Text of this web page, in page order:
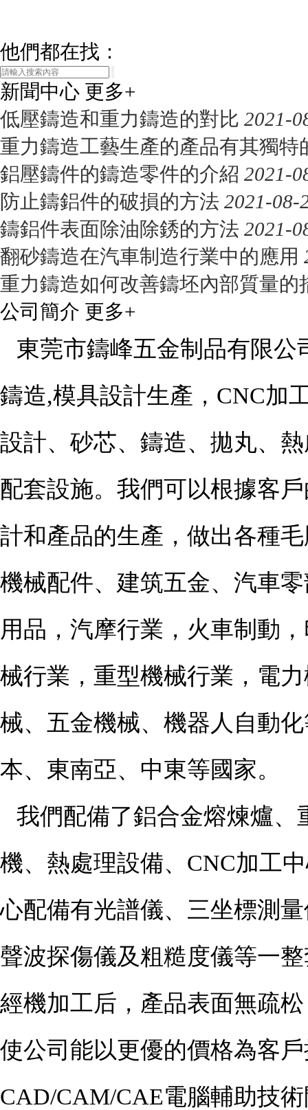
他們都在找：
新聞中心 更多+
低壓鑄造和重力鑄造的對比 2021-
重力鑄造工藝生產的產品有其獨特
鋁壓鑄件的鑄造零件的介紹 2021-
防止鑄鋁件的破損的方法 2021-08-
鑄鋁件表面除油除銹的方法 2021-
翻砂鑄造在汽車制造行業中的應用
重力鑄造如何改善鑄坯內部質量的
公司簡介 更多+
東莞市鑄峰五金制品有限
鑄造,模具設計生產，CNC加
設計、砂芯、鑄造、拋丸、
配套設施。我們可以根據客
計和產品的生產，做出各種
機械配件、建筑五金、汽車
用品，汽摩行業，火車制動
械行業，重型機械行業，電
械、五金機械、機器人自動
本、東南亞、中東等國家。
我們配備了鋁合金熔煉爐
機、熱處理設備、CNC加工
心配備有光譜儀、三坐標測
聲波探傷儀及粗糙度儀等一
經機加工后，產品表面無疏
使公司能以更優的價格為客
CAD/CAM/CAE電腦輔助技